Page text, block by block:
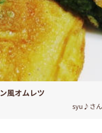
風オムレツ
syu♪さん